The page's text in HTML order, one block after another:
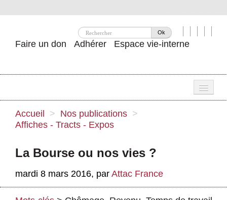
Ok
Faire un don Adhérer Espace vie-interne
Attac ?
Nos idées
Se mobiliser
Publications
Accueil > Nos publications >
Affiches - Tracts - Expos
La Bourse ou nos vies ?
mardi 8 mars 2016, par Attac France